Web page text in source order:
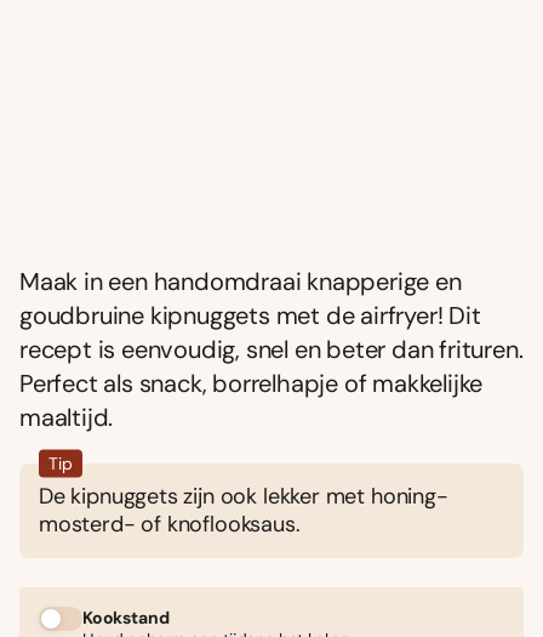
Maak in een handomdraai knapperige en
goudbruine kipnuggets met de airfryer! Dit
recept is eenvoudig, snel en beter dan frituren.
Perfect als snack, borrelhapje of makkelijke
maaltijd.
Tip
De kipnuggets zijn ook lekker met honing-
mosterd- of knoflooksaus.
Kookstand